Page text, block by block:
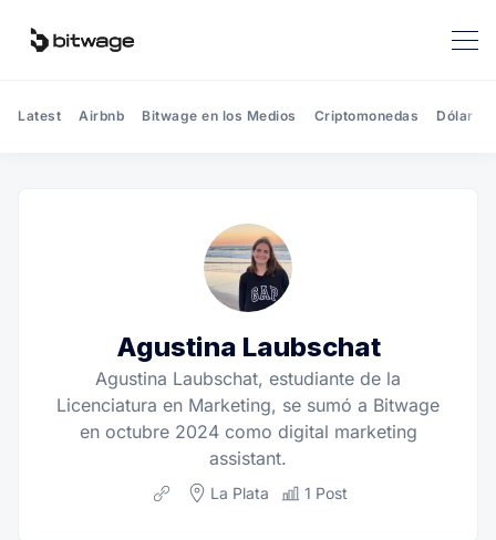
Latest Airbnb Bitwage en los Medios Criptomonedas Dólar
Agustina Laubschat
Agustina Laubschat, estudiante de la
Licenciatura en Marketing, se sumó a Bitwage
en octubre 2024 como digital marketing
assistant.
WebsiteLa Plata 1 Post